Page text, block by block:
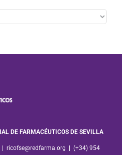
DE FARMACÉUTICOS DE SEVILLA
| ricofse@redfarma.org | (+34) 954